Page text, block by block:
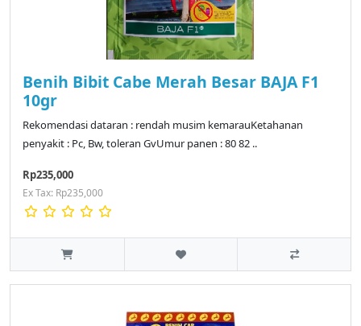
Benih Bibit Cabe Merah Besar BAJA F1
10gr
Rekomendasi dataran : rendah musim kemarauKetahanan
penyakit : Pc, Bw, toleran GvUmur panen : 80 82 ..
Rp235,000
Ex Tax: Rp235,000